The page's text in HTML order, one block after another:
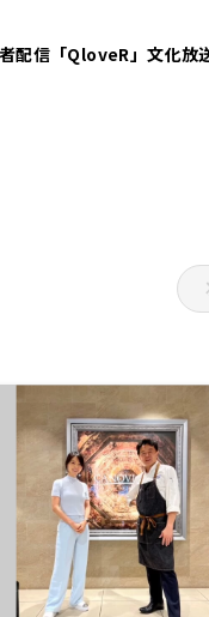
配信「QloveR」文化放
Sweet